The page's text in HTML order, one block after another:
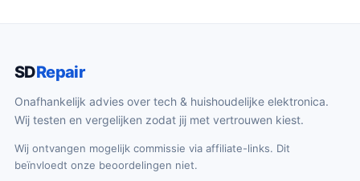
SDRepair
Onafhankelijk advies over tech & huishoudelijke elektronica.
Wij testen en vergelijken zodat jij met vertrouwen kiest.
Wij ontvangen mogelijk commissie via affiliate-links. Dit
beïnvloedt onze beoordelingen niet.